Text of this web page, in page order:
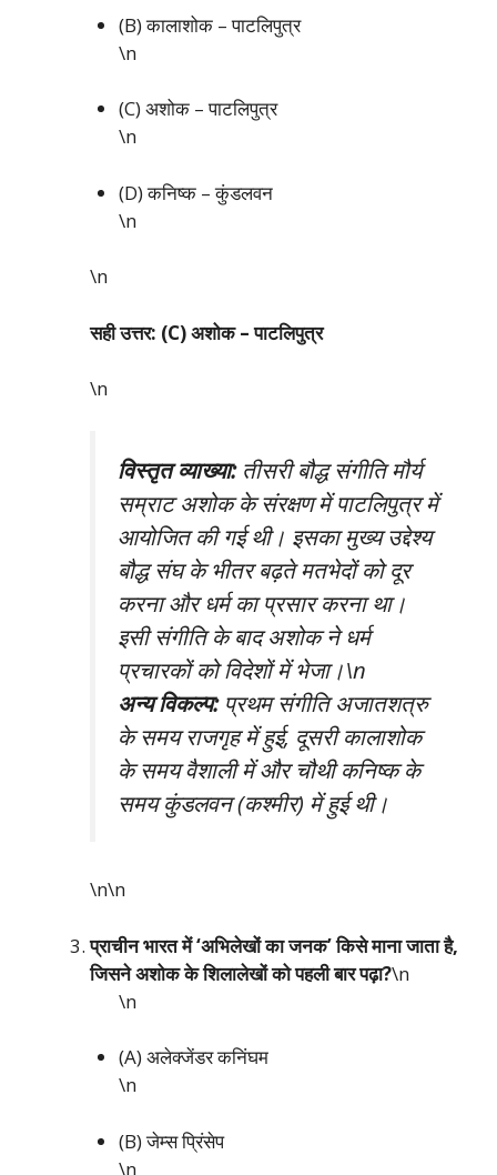
(B) कालाशोक – पाटलिपुत्र
\n
(C) अशोक – पाटलिपुत्र
\n
(D) कनिष्क – कुंडलवन
\n
\n
सही उत्तर: (C) अशोक – पाटलिपुत्र
\n
विस्तृत व्याख्या:तीसरी बौद्ध संगीति मौर्य
सम्राट अशोक के संरक्षण में पाटलिपुत्र में
आयोजित की गई थी। इसका मुख्य उद्देश्य
बौद्ध संघ के भीतर बढ़ते मतभेदों को दूर
करना और धर्म का प्रसार करना था।
इसी संगीति के बाद अशोक ने धर्म
प्रचारकों को विदेशों में भेजा।\n
अन्य विकल्प:प्रथम संगीति अजातशत्रु
के समय राजगृह में हुई, दूसरी कालाशोक
के समय वैशाली में और चौथी कनिष्क के
समय कुंडलवन (कश्मीर) में हुई थी।
\n\n
प्राचीन भारत में ‘अभिलेखों का जनक’ किसे माना जाता है,
जिसने अशोक के शिलालेखों को पहली बार पढ़ा?\n
\n
(A) अलेक्जेंडर कनिंघम
\n
(B) जेम्स प्रिंसेप
\n